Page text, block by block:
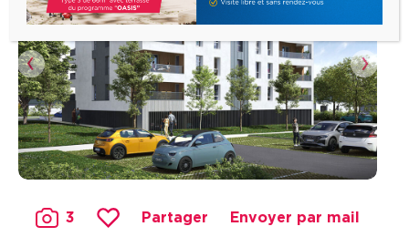
Précédent
3 Partager Envoyer par mail